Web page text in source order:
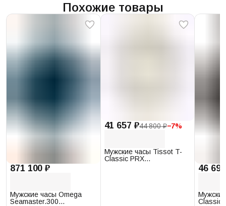
Похожие товары
871 100 ₽
Мужские часы Omega
Seamaster.300
41 657 ₽44 800 ₽−7%
Мужские часы Tissot T-
Classic PRX
46
Classic